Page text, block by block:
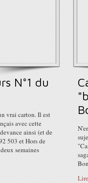
N°1 du
vrai carton. Il est
avec cette
ainsi (et de
503 et Hors de
semaines